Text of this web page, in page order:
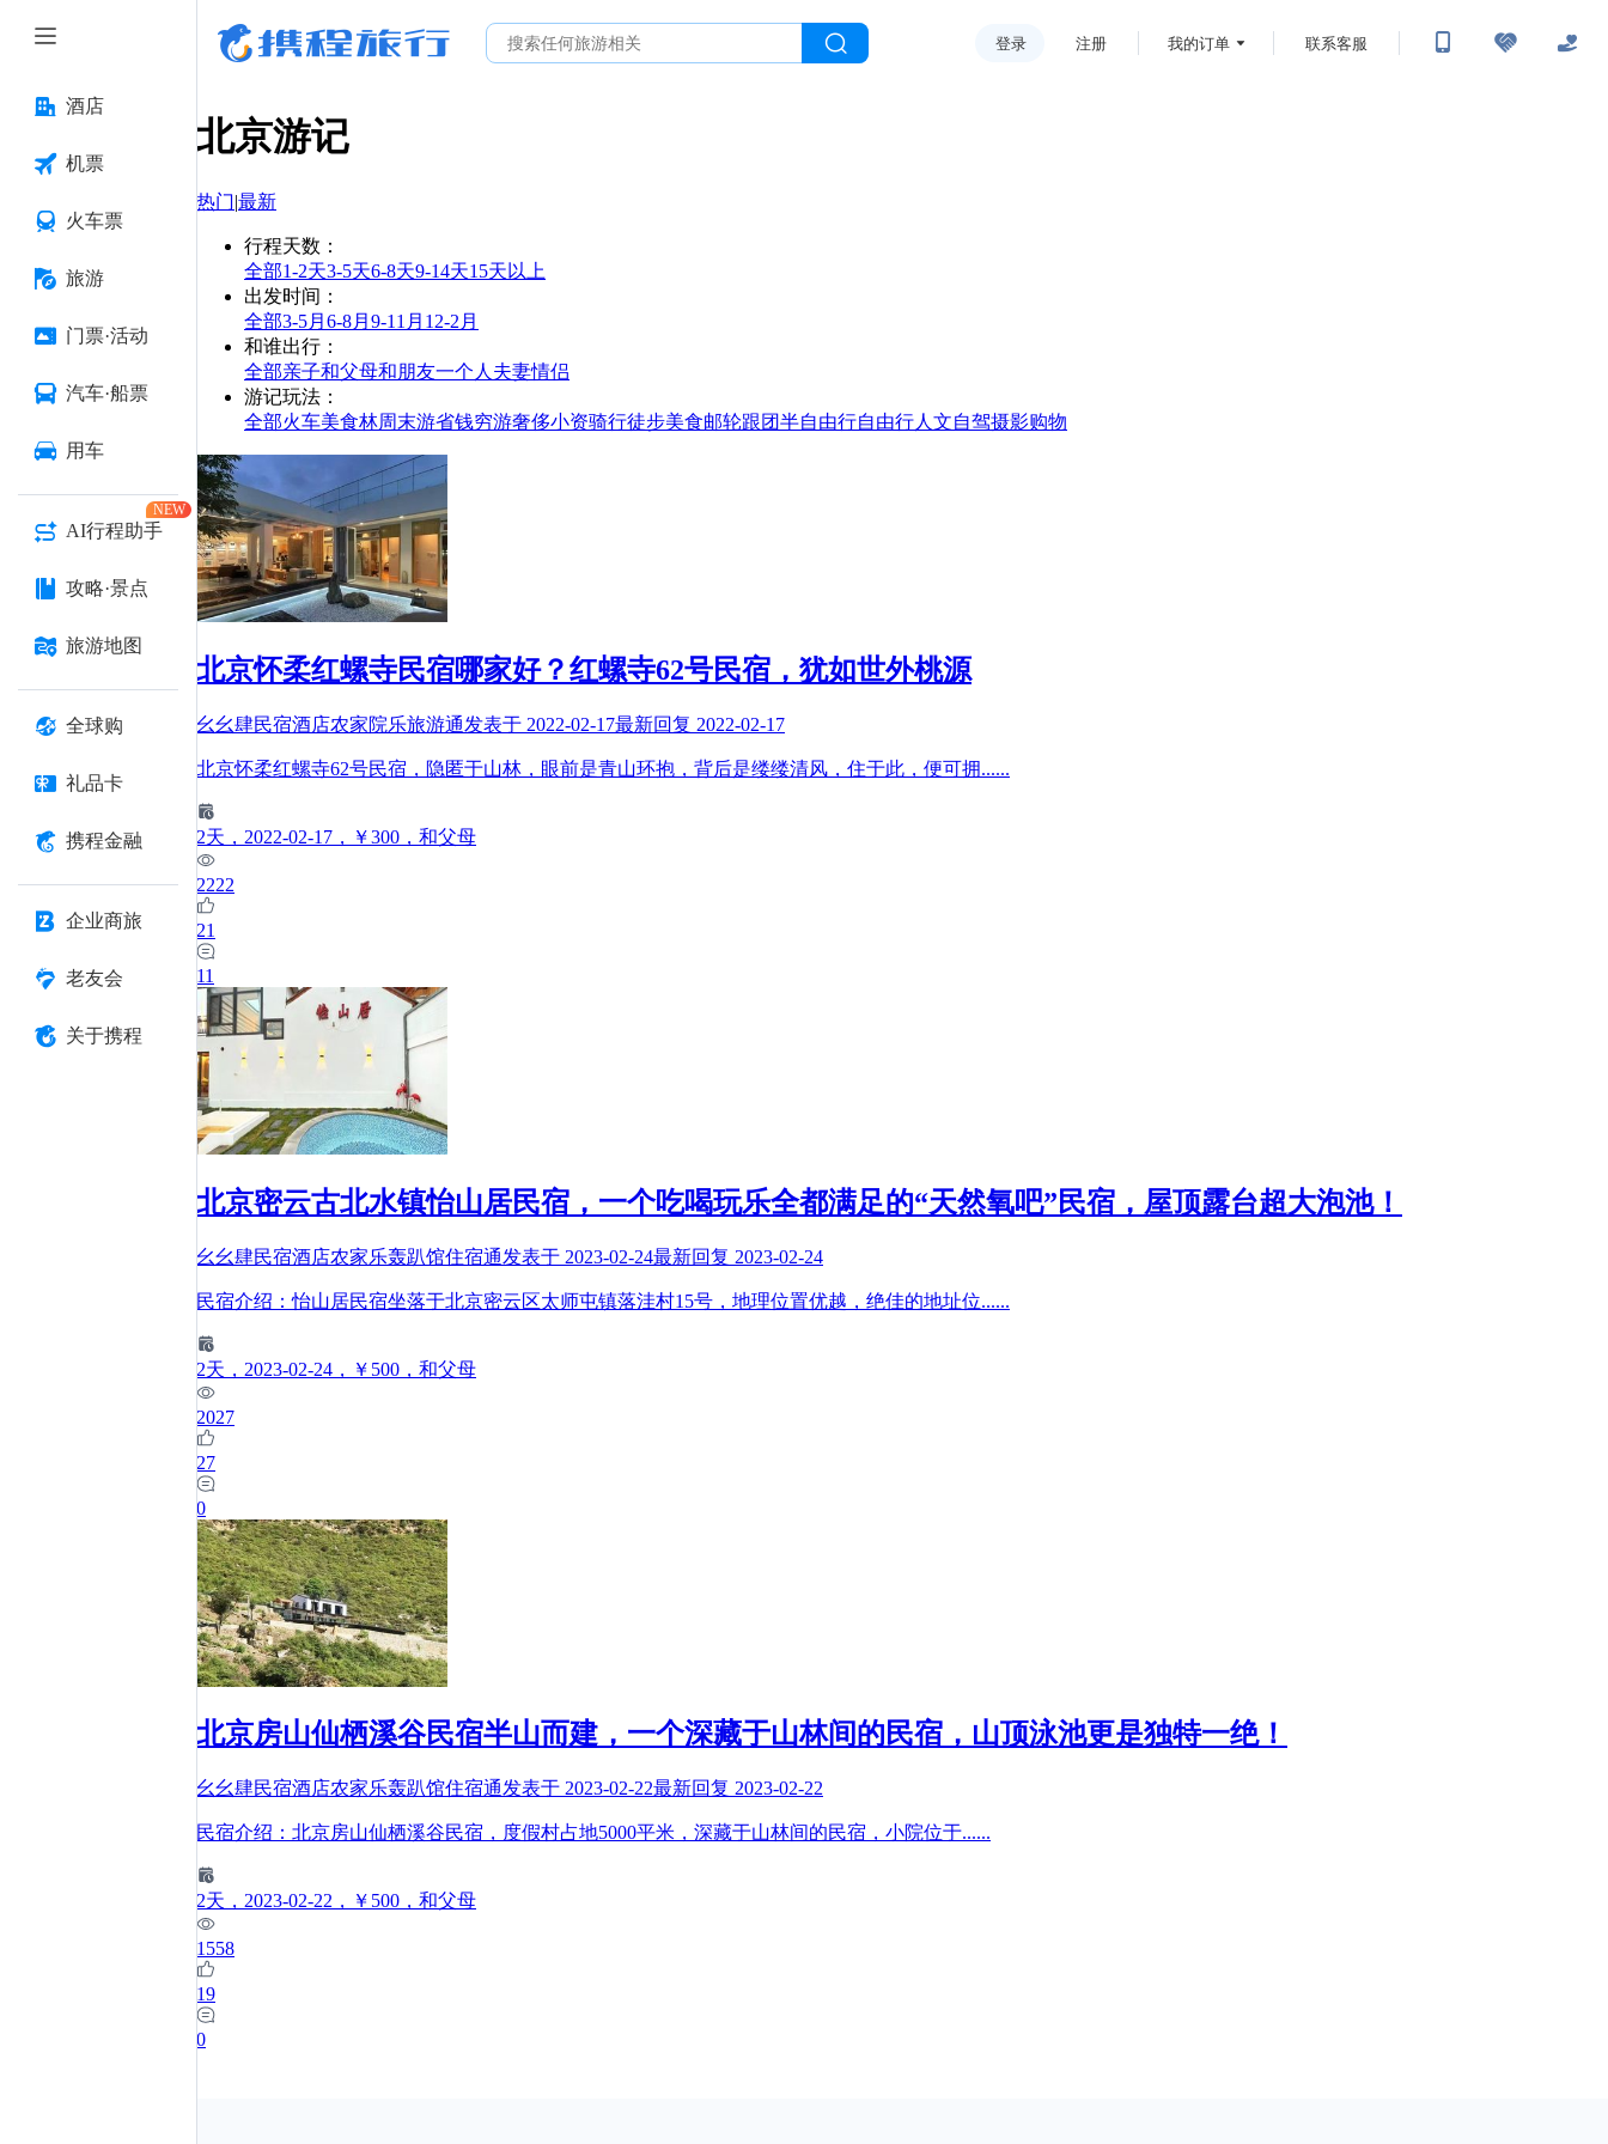
酒店
机票
火车票
旅游
门票·活动
汽车·船票
用车
AI行程助手
NEW
攻略·景点
旅游地图
全球购
礼品卡
携程金融
企业商旅
老友会
关于携程
登录 注册 我的订单 联系客服
北京游记
热门|最新
行程天数 ：
全部1-2天3-5天6-8天9-14天15天以上
出发时间 ：
全部3-5月 6-8月 9-11月 12-2月
和谁出行 ：
全部亲子和父母和朋友一个人 夫妻情侣
游记玩法 ：
全部火车美食林周末游省钱穷游奢侈小资骑行徒步美食邮轮跟团半自由行自由行人文自驾摄影购物
北京怀柔红螺寺民宿哪家好？红螺寺62号民宿，犹如世外桃源
幺幺肆民宿酒店农家院乐旅游通发表于 2022-02-17最新回复 2022-02-17
北京怀柔红螺寺62号民宿，隐匿于山林，眼前是青山环抱，背后是缕缕清风，住于此，便可拥......
2天 ，2022-02-17 ，￥300 ，和父母
2222
21
11
北京密云古北水镇怡山居民宿，一个吃喝玩乐全都满足的“天然氧吧”民宿，屋顶露台超大泡池！
幺幺肆民宿酒店农家乐轰趴馆住宿通发表于 2023-02-24最新回复 2023-02-24
民宿介绍：怡山居民宿坐落于北京密云区太师屯镇落洼村15号，地理位置优越，绝佳的地址位......
2天 ，2023-02-24 ，￥500 ，和父母
2027
27
0
北京房山仙栖溪谷民宿半山而建，一个深藏于山林间的民宿，山顶泳池更是独特一绝！
幺幺肆民宿酒店农家乐轰趴馆住宿通发表于 2023-02-22最新回复 2023-02-22
民宿介绍：北京房山仙栖溪谷民宿，度假村占地5000平米，深藏于山林间的民宿，小院位于......
2天 ，2023-02-22 ，￥500 ，和父母
1558
19
0